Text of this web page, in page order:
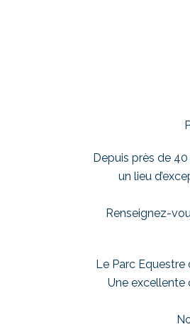
Depuis près de
un lieu
Renseignez-
Le Parc
Une excellente